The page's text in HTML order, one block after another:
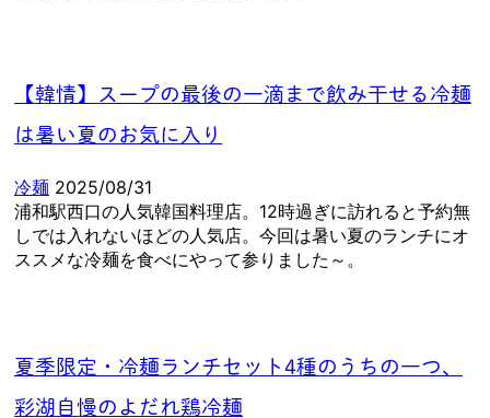
【韓情】スープの最後の一滴まで飲み干せる冷麺
は暑い夏のお気に入り
冷麺 2025/08/31
浦和駅西口の人気韓国料理店。12時過ぎに訪れると予約無
しでは入れないほどの人気店。今回は暑い夏のランチにオ
ススメな冷麺を食べにやって参りました～。
夏季限定・冷麺ランチセット4種のうちの一つ、
彩湖自慢のよだれ鶏冷麺